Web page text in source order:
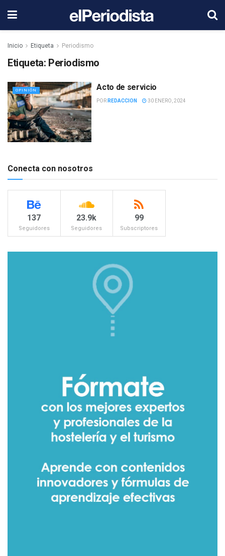
Inicio Etiqueta Periodismo
Etiqueta: Periodismo
OPINIÓN Acto de servicio
POR REDACCION 30 ENERO, 2024
Conecta con nosotros
137
Seguidores
23.9k
Seguidores
99
Subscriptores